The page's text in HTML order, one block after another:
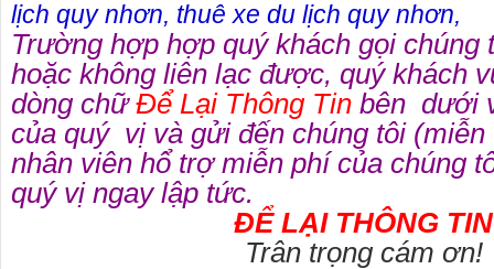
lịch quy nhơn, thuê xe du lịch quy nhơn,
Trường hợp hợp quý khách gọi chúng
hoặc không liên lạc được, quý khách
dòng chữĐể Lại Thông Tin bên dưới
của quý vị và gửi đến chúng tôi
nhân viên hổ trợ miễn phí của chúng
quý vị ngay lập tức.
ĐỂ LẠI THÔNG TIN
Trân trọng cám ơn!